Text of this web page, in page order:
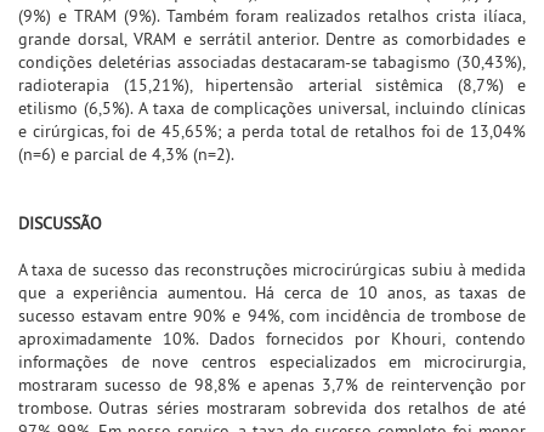
(9%) e TRAM (9%). Também foram realizados retalhos crista ilíaca,
grande dorsal, VRAM e serrátil anterior. Dentre as comorbidades e
condições deletérias associadas destacaram-se tabagismo (30,43%),
radioterapia (15,21%), hipertensão arterial sistêmica (8,7%) e
etilismo (6,5%). A taxa de complicações universal, incluindo clínicas
e cirúrgicas, foi de 45,65%; a perda total de retalhos foi de 13,04%
(n=6) e parcial de 4,3% (n=2).
DISCUSSÃO
A taxa de sucesso das reconstruções microcirúrgicas subiu à medida
que a experiência aumentou. Há cerca de 10 anos, as taxas de
sucesso estavam entre 90% e 94%, com incidência de trombose de
aproximadamente 10%. Dados fornecidos por Khouri, contendo
informações de nove centros especializados em microcirurgia,
mostraram sucesso de 98,8% e apenas 3,7% de reintervenção por
trombose. Outras séries mostraram sobrevida dos retalhos de até